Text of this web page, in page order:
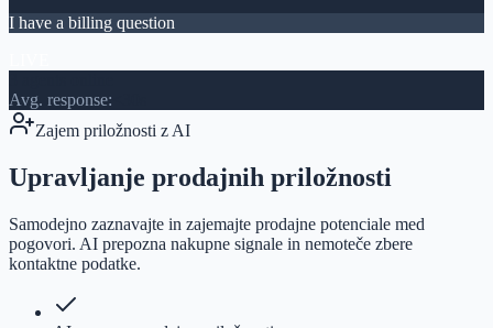
I have a billing question
Avg. response:
Zajem priložnosti z AI
Upravljanje prodajnih priložnosti
Samodejno zaznavajte in zajemajte prodajne potenciale med
pogovori. AI prepozna nakupne signale in nemoteče zbere
kontaktne podatke.